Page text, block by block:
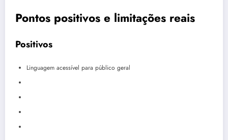
Pontos positivos e limitações reais
Positivos
Linguagem acessível para público geral